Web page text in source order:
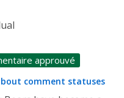
approuvé
comment statuses